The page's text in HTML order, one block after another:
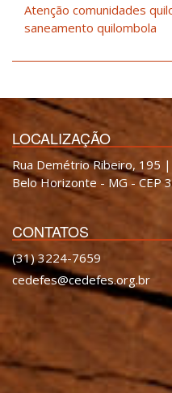
Atenção comunidades
saneamento quilombola
LOCALIZAÇÃO
Rua Demétrio Ribeiro, 195
Belo Horizonte - MG - CEP
CONTATOS
(31) 3224-7659
cedefes@cedefes.org.br